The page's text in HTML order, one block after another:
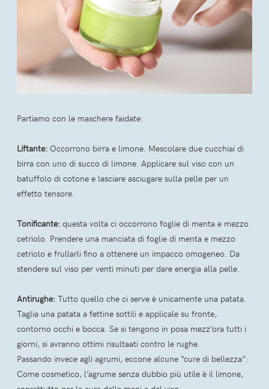
Partiamo con le maschere faidate:
Liftante: Occorrono birra e limone. Mescolare due cucchiai di
birra con uno di succo di limone. Applicare sul viso con un
batuffolo di cotone e lasciare asciugare sulla pelle per un
effetto tensore.
Tonificante: questa volta ci occorrono foglie di menta e mezzo
cetriolo. Prendere una manciata di foglie di menta e mezzo
cetriolo e frullarli fino a ottenere un impacco omogeneo. Da
stendere sul viso per venti minuti per dare energia alla pelle.
Antirughe: Tutto quello che ci serve è unicamente una patata.
Taglia una patata a fettine sottili e applicale su fronte,
contorno occhi e bocca. Se si tengono in posa mezz’ora tutti i
giorni, si avranno ottimi risultaati contro le rughe.
Passando invece agli agrumi, eccone alcune “cure di bellezza”:
Come cosmetico, l’agrume senza dubbio più utile è il limone,